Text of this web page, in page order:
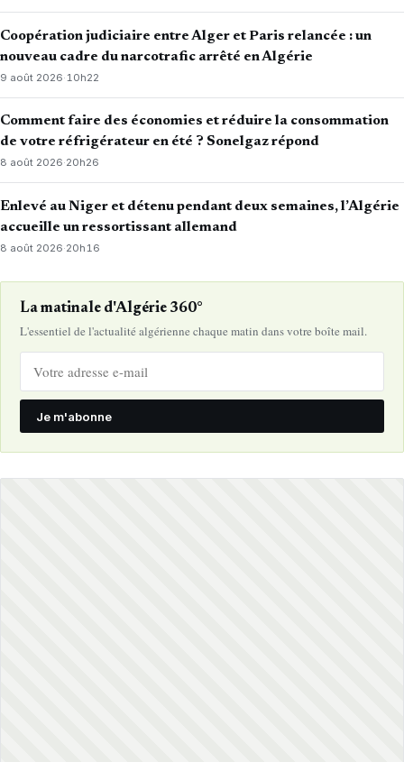
Coopération judiciaire entre Alger et Paris relancée : un
nouveau cadre du narcotrafic arrêté en Algérie
9 août 2026· 10h22
Comment faire des économies et réduire la consommation
de votre réfrigérateur en été ? Sonelgaz répond
8 août 2026·20h26
Enlevé au Niger et détenu pendant deux semaines, l’Algérie
accueille un ressortissant allemand
8 août 2026·20h16
La matinale d'Algérie 360°
L'essentiel de l'actualité algérienne chaque matin dans votre boîte mail.
Je m'abonne